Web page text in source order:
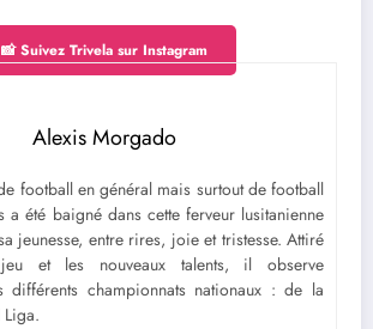
📸 Suivez Trivela sur Instagram
Alexis Morgado
football en général mais surtout de football
a été baigné dans cette ferveur lusitanienne
jeunesse, entre rires, joie et tristesse. Attiré
et les nouveaux talents, il observe
différents championnats nationaux : de la
Liga.